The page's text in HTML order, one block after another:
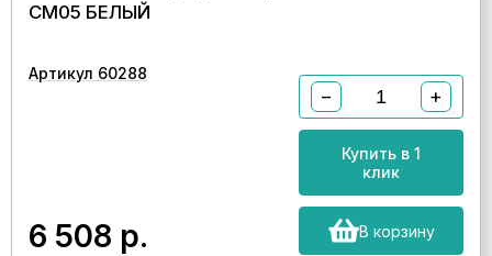
СМ05 БЕЛЫЙ
Артикул 60288
6 508 р.
− +
Купить в 1
клик
В корзину